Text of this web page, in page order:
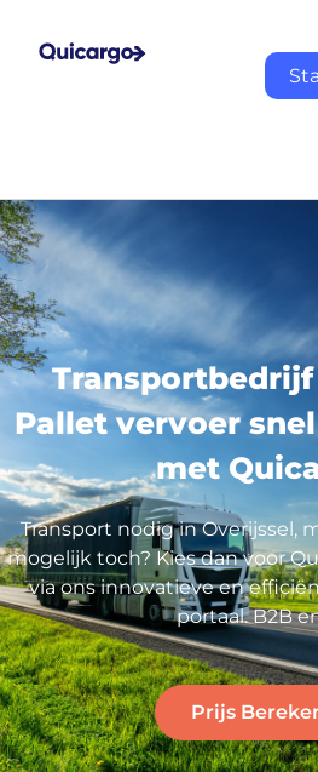
Pallet vervoer
met
Transport nodig in Overijssel,
mogelijk toch? Kies dan voor
via ons innovatieve en
portaal. B2B
Prijs